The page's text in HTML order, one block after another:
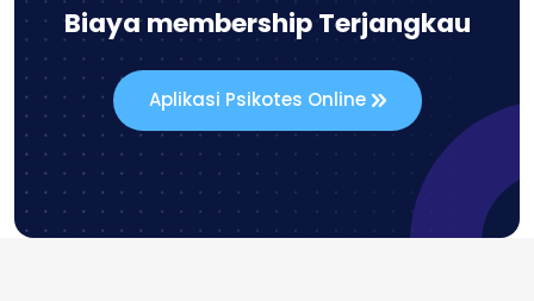
Biaya membership Terjangkau
Aplikasi Psikotes Online